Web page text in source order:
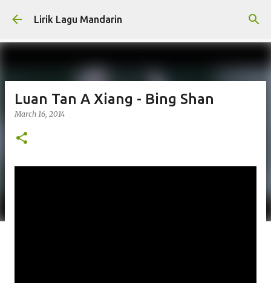
Skip to main content
Lirik Lagu Mandarin
Luan Tan A Xiang - Bing Shan
March 16, 2014